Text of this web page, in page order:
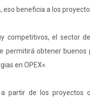
beneficia a los
competitivos, el sector
obtener buenos
en OPEX«.
partir de los proyectos